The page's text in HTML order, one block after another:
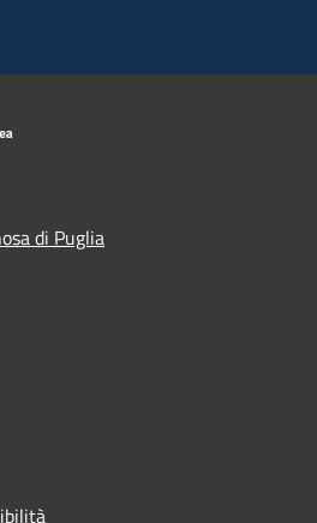
di Puglia